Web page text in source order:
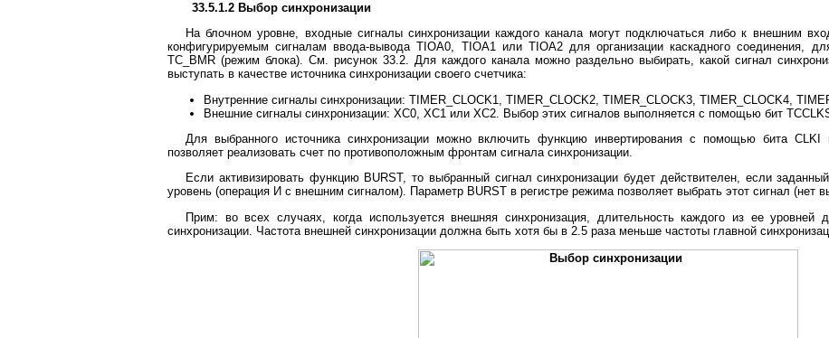
33.5.1.2 Выбор синхронизации
На блочном уровне, входные сигналы синхронизации каждого канала могут подключаться либо к внешним
конфигурируемым сигналам ввода-вывода TIOA0, TIOA1 или TIOA2 для организации каскадного соединения,
TC_BMR (режим блока). См. рисунок 33.2. Для каждого канала можно раздельно выбирать, какой сигнал
выступать в качестве источника синхронизации своего счетчика:
Внутренние сигналы синхронизации: TIMER_CLOCK1, TIMER_CLOCK2, TIMER_CLOCK3, TIMER_CLOCK4,
Внешние сигналы синхронизации: XC0, XC1 или XC2. Выбор этих сигналов выполняется с помощью бит
Для выбранного источника синхронизации можно включить функцию инвертирования с помощью бита CLKI
позволяет реализовать счет по противоположным фронтам сигнала синхронизации.
Если активизировать функцию BURST, то выбранный сигнал синхронизации будет действителен, если
уровень (операция И с внешним сигналом). Параметр BURST в регистре режима позволяет выбрать этот сигнал (нет
Прим: во всех случаях, когда используется внешняя синхронизация, длительность каждого из ее
синхронизации. Частота внешней синхронизации должна быть хотя бы в 2.5 раза меньше частоты главной